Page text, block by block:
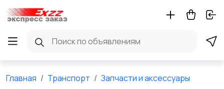
Главная Транспорт Запчасти и аксессуары